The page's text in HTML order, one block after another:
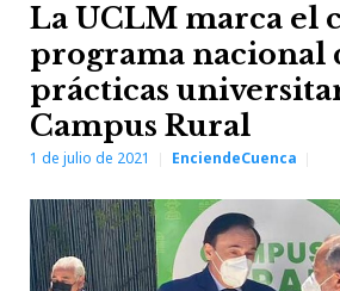
La UCLM marca el
programa nacional
prácticas
Campus Rural
1 de julio de 2021 EnciendeCuenca